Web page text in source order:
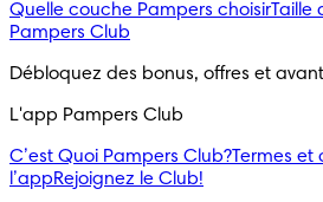
Quelle couche Pampers choisirTaille
Pampers Club
Débloquez des bonus, offres et
L'app Pampers Club
C’est Quoi Pampers Club?Termes et
l’appRejoignez le Club!